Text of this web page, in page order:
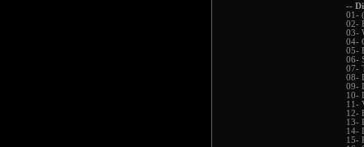
--
01-
02-
03-
04-
05-
06-
07-
08-
09-
10-
11-
12-
13-
14-
15-